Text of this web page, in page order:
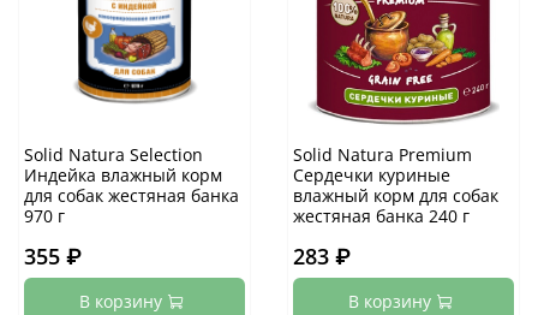
Solid Natura Selection
Индейка влажный корм
для собак жестяная банка
970 г
355 ₽
В корзину
Solid Natura Premium
Сердечки куриные
влажный корм для собак
жестяная банка 240 г
283 ₽
В корзину